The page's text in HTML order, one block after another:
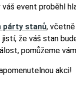
event proběhl
párty stanů, včetně
že váš stan
pomůžeme
akci!